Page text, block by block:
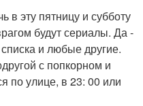
в эту пятницу и субботу
будут сериалы. Да -
и любые другие.
с попкорном и
по улице, в 23: 00 или